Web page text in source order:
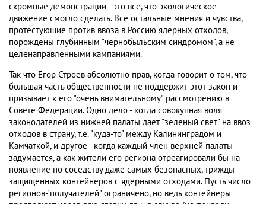
скромные демонстрации - это все, что экологическое
движение смогло сделать. Все остальные мнения и чувства,
протестующие против ввоза в Россию ядерных отходов,
порождены глубинным "чернобыльским синдромом", а не
целенаправленными кампаниями.
Так что Егор Строев абсолютно прав, когда говорит о том, что
большая часть общественности не поддержит этот закон и
призывает к его "очень внимательному" рассмотрению в
Совете Федерации. Одно дело - когда совокупная воля
законодателей из нижней палаты дает "зеленый свет" на ввоз
отходов в страну, т.е. "куда-то" между Калининградом и
Камчаткой, и другое - когда каждый член верхней палаты
задумается, а как жители его региона отреагировали бы на
появление по соседству даже самых безопасных, трижды
защищенных контейнеров с ядерными отходами. Пусть число
регионов-"получателей" ограничено, но ведь контейнеры